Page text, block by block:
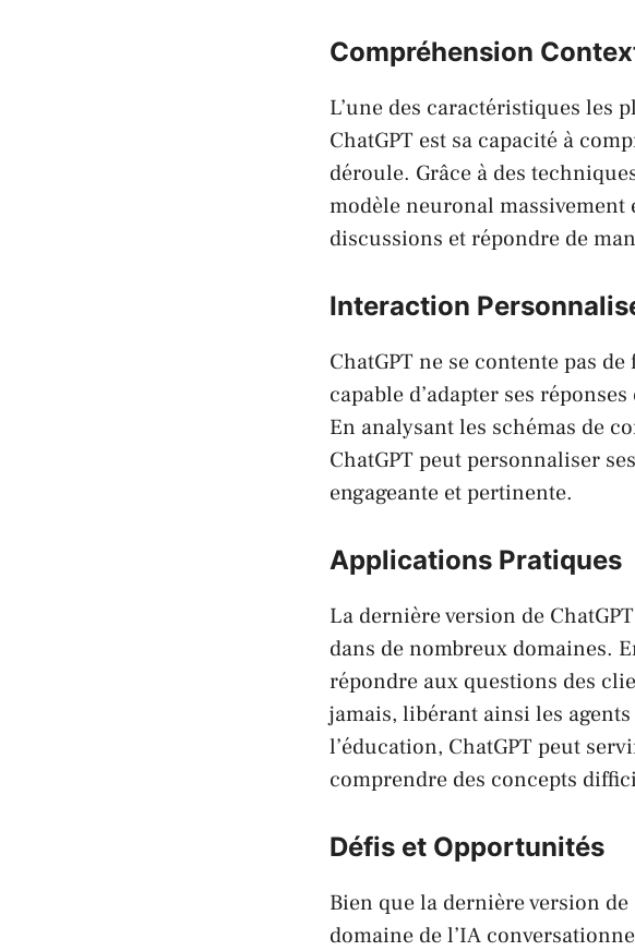
Compréhension
L’une des caractéristiques les
ChatGPT est sa capacité à
déroule. Grâce à des
modèle neuronal massivement
discussions et répondre de
Interaction
ChatGPT ne se contente pas
capable d’adapter ses
En analysant les schémas de
ChatGPT peut personnaliser
engageante et pertinente.
Applications Pratiques
La dernière version de
dans de nombreux domaines.
répondre aux questions des
jamais, libérant ainsi les
l’éducation, ChatGPT peut
comprendre des concepts
Défis et Opportunités
Bien que la dernière version
domaine de l’IA